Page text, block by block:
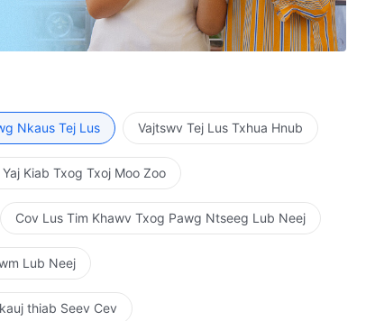
Nkaus Tej Lus Vajtswv Tej Lus Txhua Hnub
Kiab Txog Txoj Moo Zoo
Cov Lus Tim Khawv Txog Pawg Ntseeg Lub Neej
Lub Neej
thiab Seev Cev